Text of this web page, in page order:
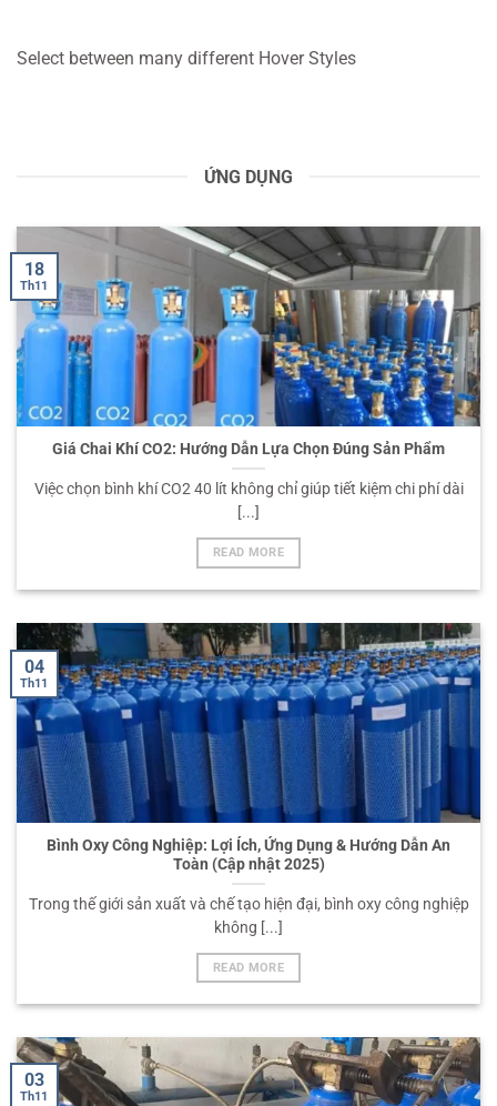
Select between many different Hover Styles
ỨNG DỤNG
Giá Chai Khí CO2: Hướng Dẫn Lựa Chọn Đúng Sản Phẩm
Việc chọn bình khí CO2 40 lít không chỉ giúp tiết kiệm chi phí dài
[...]
READ MORE
18
Th11
Bình Oxy Công Nghiệp: Lợi Ích, Ứng Dụng & Hướng Dẫn An
Toàn (Cập nhật 2025)
Trong thế giới sản xuất và chế tạo hiện đại, bình oxy công nghiệp
không [...]
READ MORE
04
Th11
03
Th11